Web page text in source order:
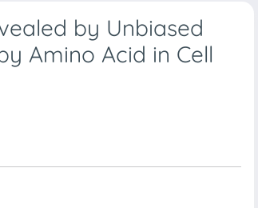
by Unbiased
Amino Acid in Cell